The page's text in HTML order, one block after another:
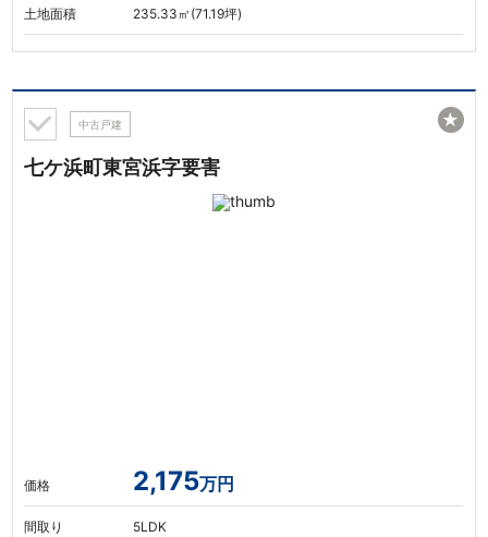
土地面積 235.33㎡(71.19坪)
中古戸建
七ケ浜町東宮浜字要害
価格 2,175万円
間取り 5LDK
★